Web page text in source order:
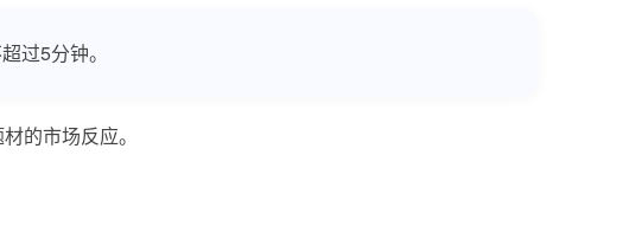
过5分钟。
的市场反应。